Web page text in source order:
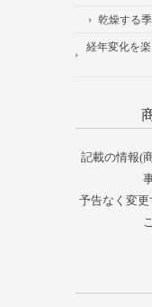
乾燥する
経年変化を
記載の情報(
予告なく変